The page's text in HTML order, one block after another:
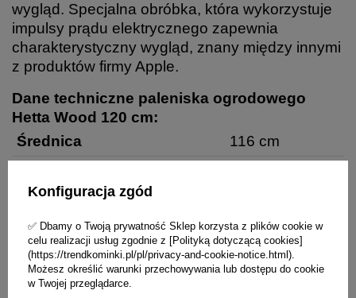
wygląd. Specjalna obróbka, która wykorzystuje
impulsy prądu elektrycznego zapewnia
charakterystyczny wygląd, znany między innymi
z produktów firmy Apple.
Dane techniczne paleniska ogrodowego
Hetta Wood 120 cm:
Średnica
116 cm
Grubość okładziny
Średnica komory spalania
80 cm
Waga
90 kg
Ilość komór na drewno
Konfiguracja zgód
✅ Dbamy o Twoją prywatność Sklep korzysta z plików cookie w
celu realizacji usług zgodnie z [Polityką dotyczącą cookies]
(https://trendkominki.pl/pl/privacy-and-cookie-notice.html).
Możesz określić warunki przechowywania lub dostępu do cookie
w Twojej przeglądarce.